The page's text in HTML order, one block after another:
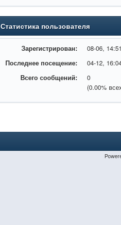
Статистика пользователя
Зарегистрирован:
08-06, 14:51
Последнее посещение:
04-12,
Всего сообщений:
0
(0.00%